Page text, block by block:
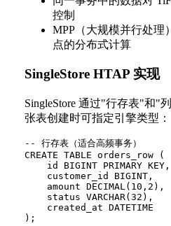
控制
MPP（大规模并行处理
点的分布式计算
SingleStore HTAP 实现
SingleStore 通过"行存表"和"
张表创建时可指定引擎类型：
-- 行存表（适合高频事务）
CREATE TABLE orders_row (
    id BIGINT PRIMARY KEY,
    customer_id BIGINT,
    amount DECIMAL(10,2),
    status VARCHAR(32),
    created_at DATETIME
);